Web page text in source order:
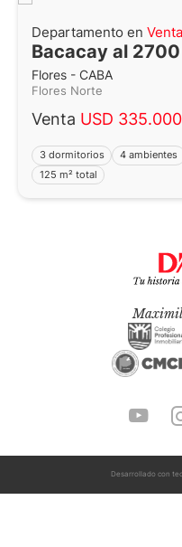
Departamento en Venta
Bacacay al 2700
Flores - CABA
Flores Norte
Venta USD 335.000
3 dormitorios 4 ambientes
125 m² total
Desarrollado con